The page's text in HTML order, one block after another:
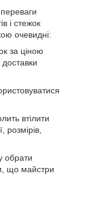
і стежок
очевидні:
за ціною
втілити
розмірів,
обрати
що майстри